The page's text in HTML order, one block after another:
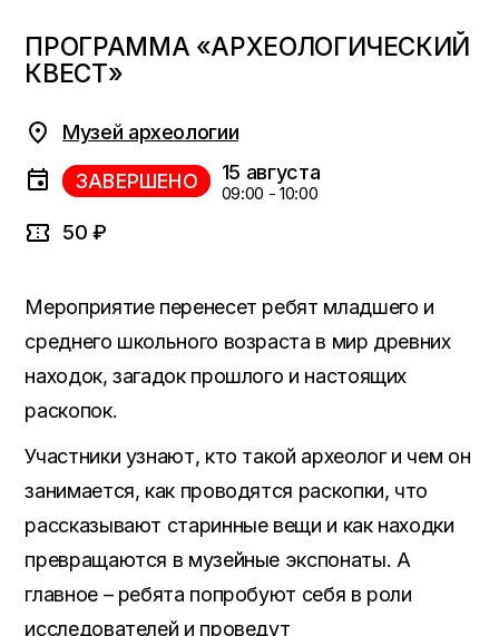
ПРОГРАММА «АРХЕОЛОГИЧЕСКИЙ
КВЕСТ»
Музей археологии
ЗАВЕРШЕНО 15 августа
09:00 - 10:00
50 ₽
Мероприятие перенесет ребят младшего и
среднего школьного возраста в мир древних
находок, загадок прошлого и настоящих
раскопок.
Участники узнают, кто такой археолог и чем он
занимается, как проводятся раскопки, что
рассказывают старинные вещи и как находки
превращаются в музейные экспонаты. А
главное – ребята попробуют себя в роли
исследователей и проведут